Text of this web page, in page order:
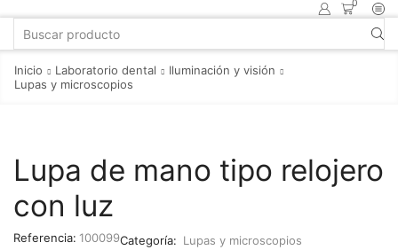
0
Inicio Laboratorio dental
Iluminación y visión
Lupas y microscopios
Lupa de mano tipo relojero
con luz
Referencia: 100099Categoría: Lupas y microscopios